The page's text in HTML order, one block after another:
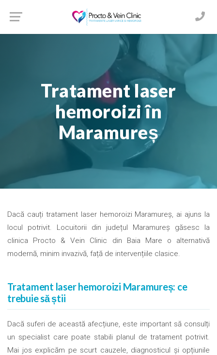
Tratament laser
hemoroizi în
Maramureș
Dacă cauți tratament laser hemoroizi Maramureș, ai ajuns la
locul potrivit. Locuitorii din județul Maramureș găsesc la
clinica Procto & Vein Clinic din Baia Mare o alternativă
modernă, minim invazivă, față de intervențiile clasice.
Tratament laser hemoroizi Maramureș: ce
trebuie să știi
Dacă suferi de această afecțiune, este important să consulți
un specialist care poate stabili planul de tratament potrivit.
Mai jos explicăm pe scurt cauzele, diagnosticul și opțiunile